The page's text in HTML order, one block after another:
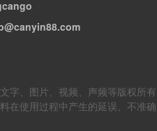
、图片、视频、声频等版权所
使用过程中产生的延误、不准